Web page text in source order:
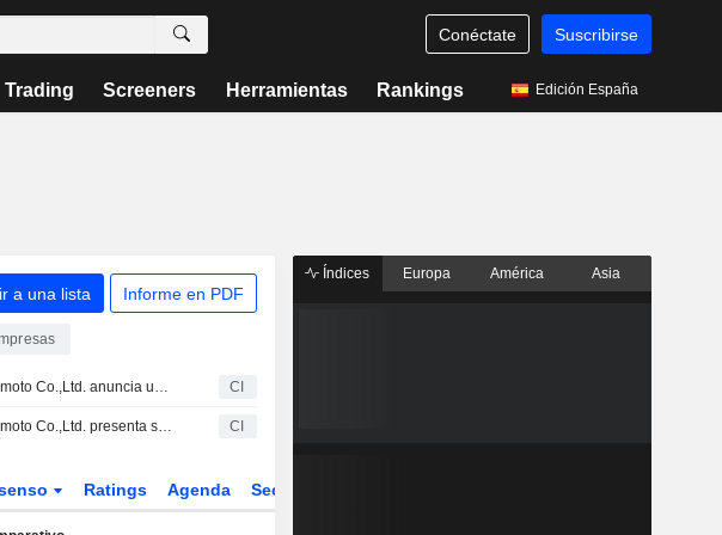
Conéctate Suscribirse
Trading Screeners Herramientas Rankings Edición España
a una lista Informe en PDF
Kanamoto Co.,Ltd. anuncia una ampliación de su programa de recompra de acciones. CI
Kanamoto Co.,Ltd. presenta sus previsiones de resultados consolidados para el ejercicio fiscal que finaliza el 31 de octubre de 2026 CI
Ratings Agenda Sector
Índices Europa América Asia